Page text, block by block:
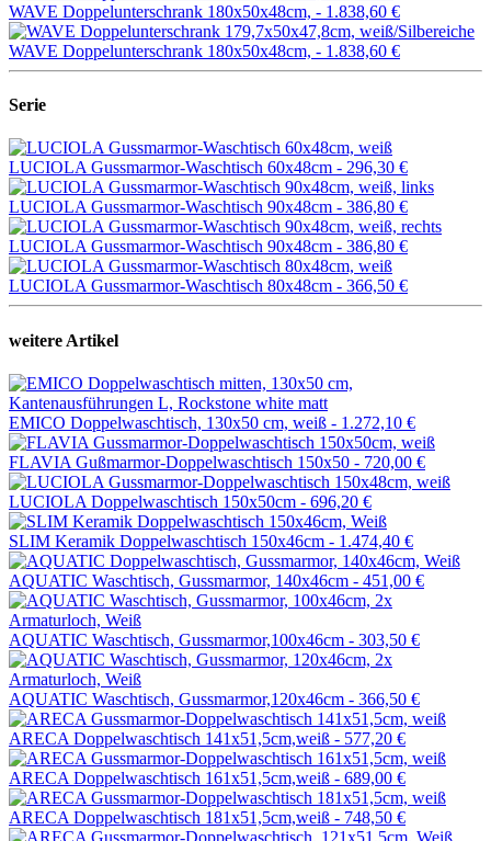
WAVE Doppelunterschrank 180x50x48cm, - 1.838,60 €
WAVE Doppelunterschrank 180x50x48cm, - 1.838,60 €
Serie
LUCIOLA Gussmarmor-Waschtisch 60x48cm - 296,30 €
LUCIOLA Gussmarmor-Waschtisch 90x48cm - 386,80 €
LUCIOLA Gussmarmor-Waschtisch 90x48cm - 386,80 €
LUCIOLA Gussmarmor-Waschtisch 80x48cm - 366,50 €
weitere Artikel
EMICO Doppelwaschtisch, 130x50 cm, weiß - 1.272,10 €
FLAVIA Gußmarmor-Doppelwaschtisch 150x50 - 720,00 €
LUCIOLA Doppelwaschtisch 150x50cm - 696,20 €
SLIM Keramik Doppelwaschtisch 150x46cm - 1.474,40 €
AQUATIC Waschtisch, Gussmarmor, 140x46cm - 451,00 €
AQUATIC Waschtisch, Gussmarmor,100x46cm - 303,50 €
AQUATIC Waschtisch, Gussmarmor,120x46cm - 366,50 €
ARECA Doppelwaschtisch 141x51,5cm,weiß - 577,20 €
ARECA Doppelwaschtisch 161x51,5cm,weiß - 689,00 €
ARECA Doppelwaschtisch 181x51,5cm,weiß - 748,50 €